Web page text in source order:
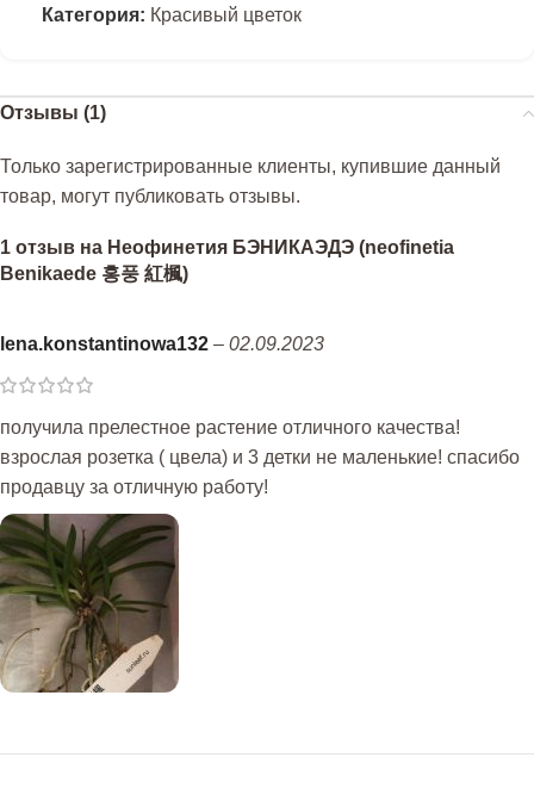
Категория: Красивый цветок
Отзывы (1)
1 отзыв на Неофинетия БЭНИКАЭДЭ (neofinetia
Benikaede 홍풍 紅楓)
lena.konstantinowa132 – 02.09.2023
получила прелестное растение отличного качества!
взрослая розетка ( цвела) и 3 детки не маленькие! спасибо
продавцу за отличную работу!
Только зарегистрированные клиенты, купившие данный
товар, могут публиковать отзывы.